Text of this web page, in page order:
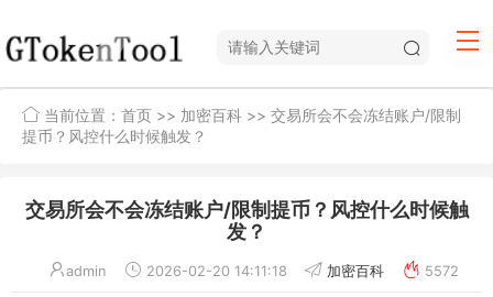
当前位置： 首页 >> 加密百科 >> 交易所会不会冻结账户/限制
提币？风控什么时候触发？
交易所会不会冻结账户/限制提币？风控什么时候触
发？
admin 2026-02-20 14:11:18 加密百科 5572